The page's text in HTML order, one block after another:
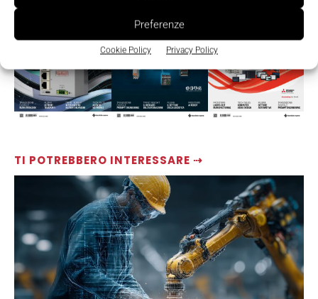
Preferenze
Cookie Policy Privacy Policy
TI POTREBBERO INTERESSARE ⇢